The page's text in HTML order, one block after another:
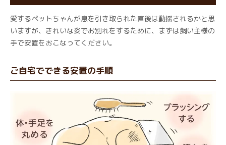
愛するペットちゃんが息を引き取られた直後は動揺されるかと思
いますが、きれいな姿でお別れをするために、まずは飼い主様の
手で安置をおこなってください。
ご自宅でできる安置の手順